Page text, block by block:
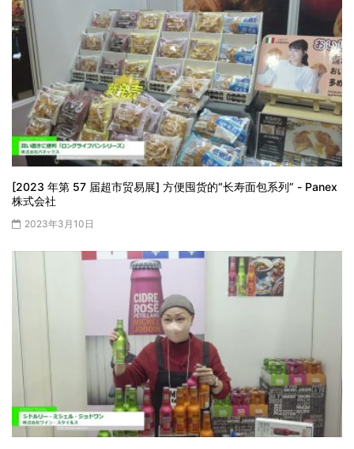
[2023 年第 57 届超市贸易展] 方便囤货的“长寿面包系列” - Panex
株式会社
2023年3月10日